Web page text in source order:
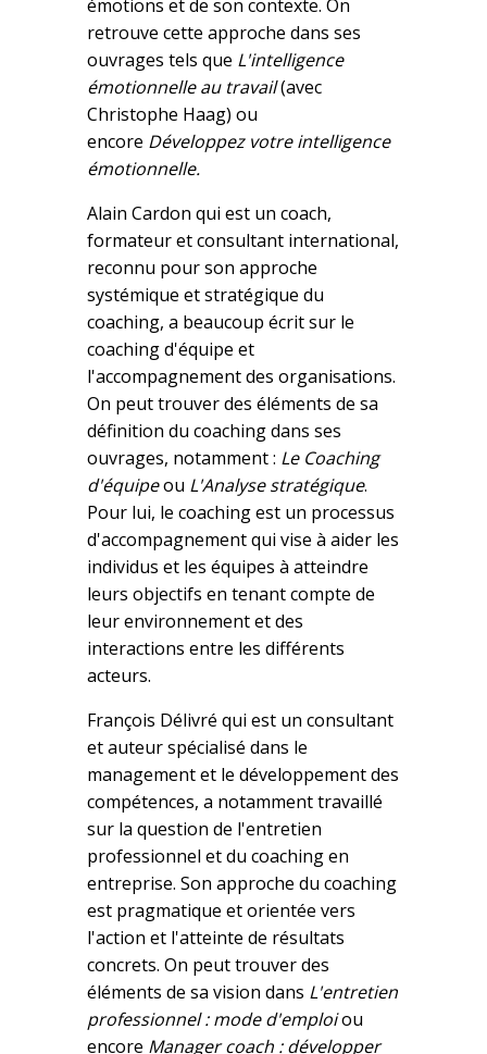
émotions et de son contexte. On
retrouve cette approche dans ses
ouvrages tels que L'intelligence
émotionnelle au travail(avec
Christophe Haag) ou
encore Développez votre intelligence
émotionnelle.
Alain Cardon qui est un coach,
formateur et consultant international,
reconnu pour son approche
systémique et stratégique du
coaching, a beaucoup écrit sur le
coaching d'équipe et
l'accompagnement des organisations.
On peut trouver des éléments de sa
définition du coaching dans ses
ouvrages, notamment : Le Coaching
d'équipeou L'Analyse stratégique.
Pour lui, le coaching est un processus
d'accompagnement qui vise à aider les
individus et les équipes à atteindre
leurs objectifs en tenant compte de
leur environnement et des
interactions entre les différents
acteurs.
François Délivré qui est un consultant
et auteur spécialisé dans le
management et le développement des
compétences, a notamment travaillé
sur la question de l'entretien
professionnel et du coaching en
entreprise. Son approche du coaching
est pragmatique et orientée vers
l'action et l'atteinte de résultats
concrets. On peut trouver des
éléments de sa vision dans L'entretien
professionnel : mode d'emploiou
encore Manager coach : développer